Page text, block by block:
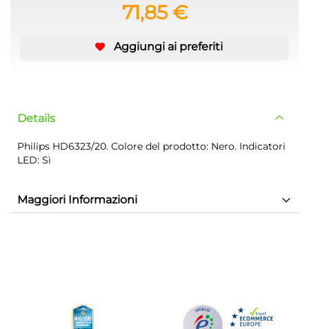
71,85 €
Aggiungi ai preferiti
Details
Philips HD6323/20. Colore del prodotto: Nero. Indicatori
LED: Sì
Maggiori Informazioni